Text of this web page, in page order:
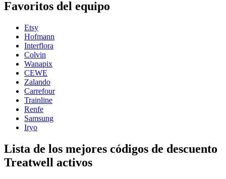
Favoritos del equipo
Etsy
Hofmann
Interflora
Colvin
Wanapix
CEWE
Zalando
Carrefour
Trainline
Renfe
Samsung
Iryo
Lista de los mejores códigos de descuento
Treatwell activos